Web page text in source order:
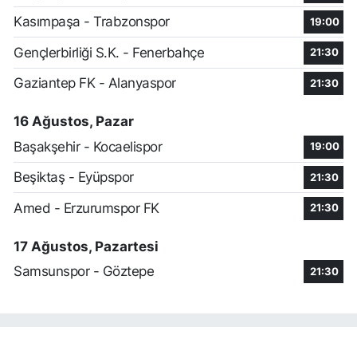
Kasımpaşa - Trabzonspor 19:00
Gençlerbirliği S.K. - Fenerbahçe 21:30
Gaziantep FK - Alanyaspor 21:30
16 Ağustos, Pazar
Başakşehir - Kocaelispor
19:00
Beşiktaş - Eyüpspor 21:30
Amed - Erzurumspor FK 21:30
17 Ağustos, Pazartesi
Samsunspor - Göztepe
21:30